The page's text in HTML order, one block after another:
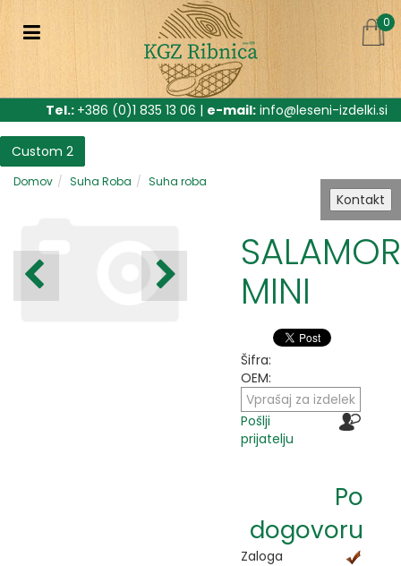
Kontakt
0
Tel.: +386 (0)1 835 13 06 | e-mail: info@leseni-izdelki.si
Custom 2
Domov Suha Roba Suha roba
MINI
Šifra:
OEM:
Vprašaj za izdelek
Pošlji
prijatelju
Po
dogovoru
Zaloga